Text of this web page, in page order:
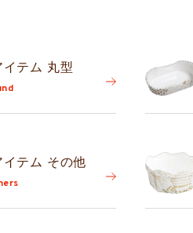
イテム 丸型
イテム その他